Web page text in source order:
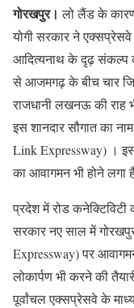
गोरखपुर। लो लैंड के कारण
योगी सरकार ने
आदित्यनाथ के दृढ़ संकल्प
से आजमगढ़ के बीच चार
राजधानी लखनऊ की राह
इस शानदार सौगात का
Link Expressway) ।
का आवागमन भी होने लगा
प्रदेश में रोड कनेक्टिविटी
सरकार नए साल में
Expressway) पर
लोकार्पण भी करने की
पूर्वांचल एक्सप्रेसवे के